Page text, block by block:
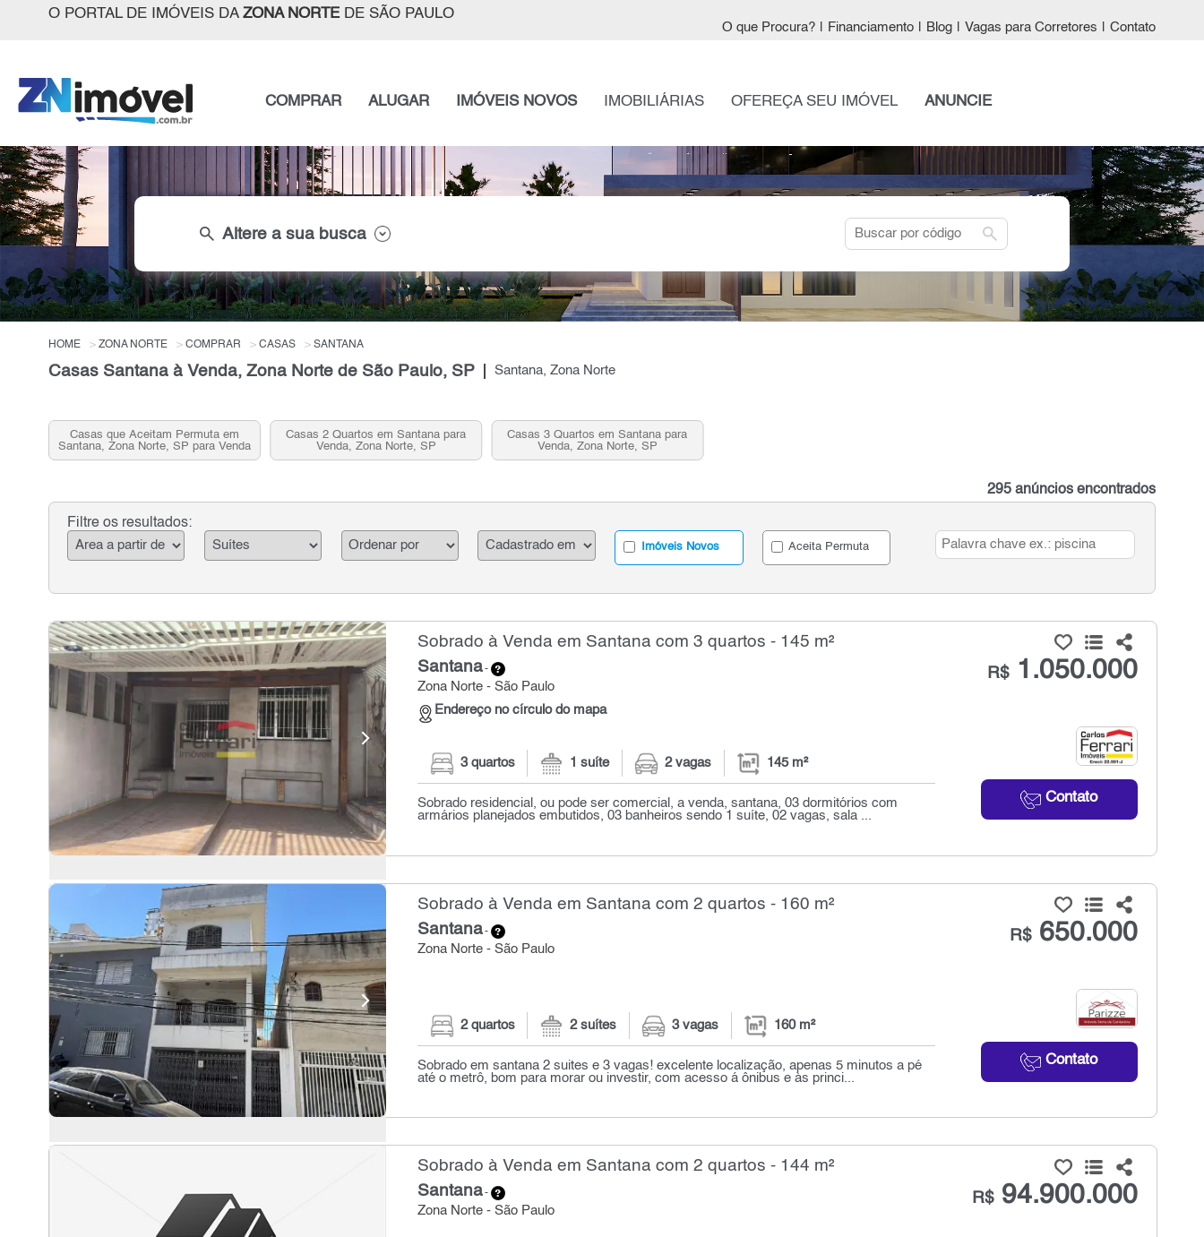
O PORTAL DE IMÓVEIS DA ZONA NORTEDE SÃO PAULO
O que Procura? Financiamento Blog Vagas para Corretores Contato
COMPRAR ALUGAR IMÓVEIS NOVOS IMOBILIÁRIAS OFEREÇA SEU IMÓVEL ANUNCIE
search Altere a sua busca search
HOME ZONA NORTE COMPRAR CASAS SANTANA
Casas Santana à Venda, Zona Norte de São Paulo, SP Santana, Zona Norte
Casas que Aceitam Permuta em
Santana, Zona Norte, SP para Venda
Casas 2 Quartos em Santana para
Venda, Zona Norte, SP
Casas 3 Quartos em Santana para
Venda, Zona Norte, SP
295 anúncios encontrados
Filtre os resultados:
Imóveis Novos Aceita Permuta
Sobrado à Venda em Santana com 3 quartos - 145 m²
Santana-
Zona Norte - São Paulo
Endereço no círculo do mapa
R$1.050.000
Contato
3 quartos 1 suíte 2 vagas 145 m²
Sobrado residencial, ou pode ser comercial, a venda, santana, 03 dormitórios com
armários planejados embutidos, 03 banheiros sendo 1 suíte, 02 vagas, sala ...
Sobrado à Venda em Santana com 2 quartos - 160 m²
Santana-
Zona Norte - São Paulo
R$650.000
Contato
2 quartos 2 suítes 3 vagas 160 m²
Sobrado em santana 2 suites e 3 vagas! excelente localização, apenas 5 minutos a pé
até o metrô, bom para morar ou investir, com acesso á ônibus e às princi...
Sobrado à Venda em Santana com 2 quartos - 144 m²
Santana-
Zona Norte - São Paulo
R$94.900.000